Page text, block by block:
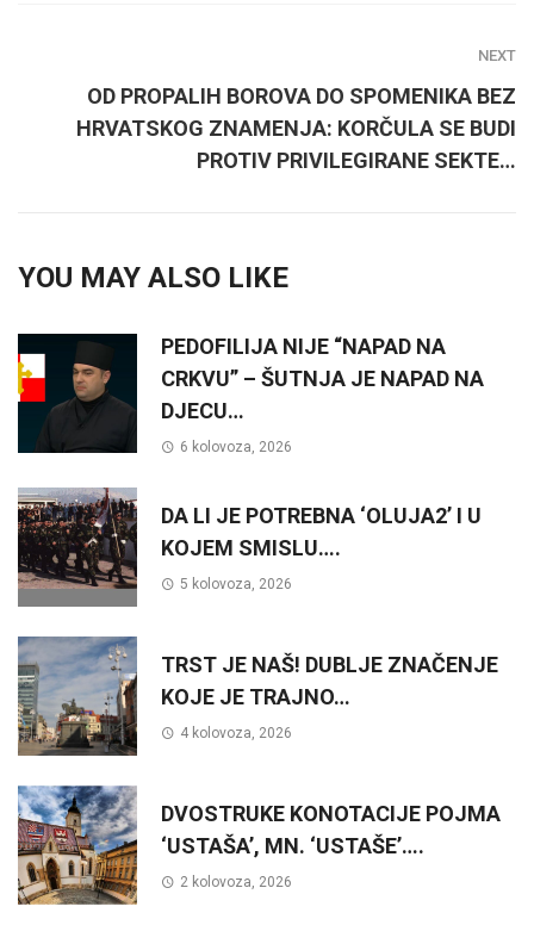
NEXT
OD PROPALIH BOROVA DO SPOMENIKA BEZ
HRVATSKOG ZNAMENJA: KORČULA SE BUDI
PROTIV PRIVILEGIRANE SEKTE…
YOU MAY ALSO LIKE
PEDOFILIJA NIJE “NAPAD NA
CRKVU” – ŠUTNJA JE NAPAD NA
DJECU…
6 kolovoza, 2026
DA LI JE POTREBNA ‘OLUJA2’ I U
KOJEM SMISLU….
5 kolovoza, 2026
TRST JE NAŠ! DUBLJE ZNAČENJE
KOJE JE TRAJNO…
4 kolovoza, 2026
DVOSTRUKE KONOTACIJE POJMA
‘USTAŠA’, MN. ‘USTAŠE’….
2 kolovoza, 2026